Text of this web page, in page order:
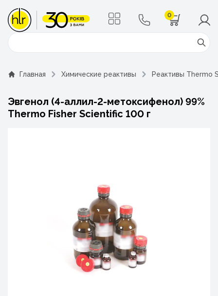
0
Поиск
Главная Химические реактивы Реактивы Thermo
Эвгенол (4-аллил-2-метоксифенол) 99%
Thermo Fisher Scientific 100 г